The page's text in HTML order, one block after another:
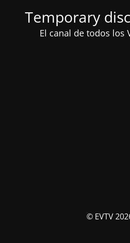
Temporary
El canal de todos los
© EVTV